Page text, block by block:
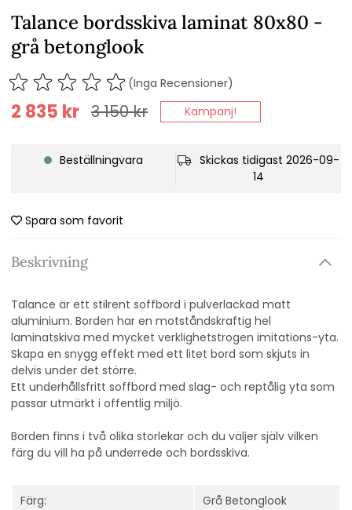
Talance bordsskiva laminat 80x80 -
grå betonglook
(Inga Recensioner)
3 150kr
2 835 kr Kampanj!
Beställningvara
Skickas tidigast 2026-09-
14
Spara som favorit
Beskrivning
Talance är ett stilrent soffbord i pulverlackad matt
aluminium. Borden har en motståndskraftig hel
laminatskiva med mycket verklighetstrogen imitations-yta.
Skapa en snygg effekt med ett litet bord som skjuts in
delvis under det större.
Ett underhållsfritt soffbord med slag- och reptålig yta som
passar utmärkt i offentlig miljö.
Borden finns i två olika storlekar och du väljer själv vilken
färg du vill ha på underrede och bordsskiva.
Färg: Grå Betonglook